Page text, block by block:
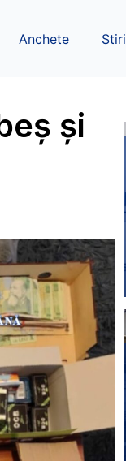
Anchete Stiri
și